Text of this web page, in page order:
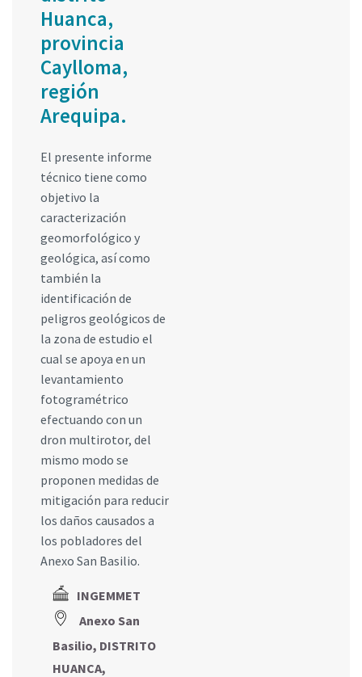
Huanca,
provincia
Caylloma,
región
Arequipa.
El presente informe
técnico tiene como
objetivo la
caracterización
geomorfológico y
geológica, así como
también la
identificación de
peligros geológicos de
la zona de estudio el
cual se apoya en un
levantamiento
fotogramétrico
efectuando con un
dron multirotor, del
mismo modo se
proponen medidas de
mitigación para reducir
los daños causados a
los pobladores del
Anexo San Basilio.
INGEMMET
Anexo San
Basilio, DISTRITO
HUANCA,